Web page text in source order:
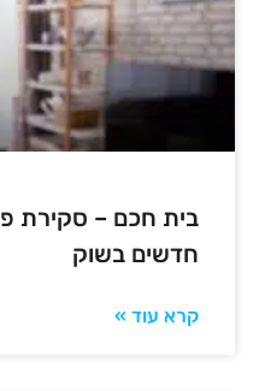
בית חכם – סקירת
חדשים בשוק
קרא עוד »